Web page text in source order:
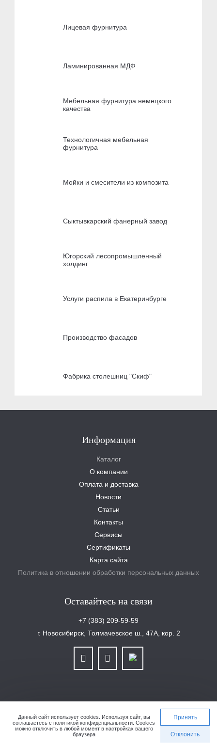
Лицевая фурнитура
Ламинированная МДФ
Мебельная фурнитура немецкого
качества
Технологичная мебельная
фурнитура
Мойки и смесители из композита
Сыктывкарский фанерный завод
Югорский лесопромышленный
холдинг
Услуги распила в Екатеринбурге
Производство фасадов
Фабрика столешниц "Скиф"
Информация
Каталог
О компании
Оплата и доставка
Новости
Статьи
Контакты
Сервисы
Сертификаты
Карта сайта
Политика в отношении обработки персональных данных
Оставайтесь на связи
+7 (383) 209-59-59
г. Новосибирск, Толмачевское ш., 47А, кор. 2
ООО «Уралплит» | ИНН/КПП 6679025768/667901001 | ОГРН 1126679029465
Сделано в студии 4eo.ru
Данный сайт использует cookies.
Используя сайт, вы
соглашаетесь с политикой конфиденциальности . Cookies
можно отключить в любой момент в настройках вашего
браузера
Принять
Отклонить